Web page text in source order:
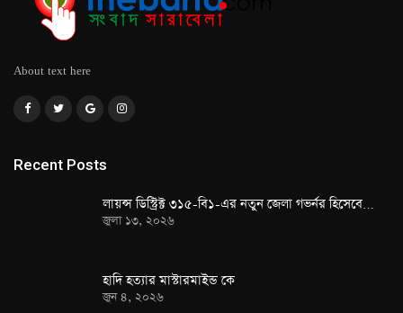
About text here
Recent Posts
লায়ন্স ডিস্ট্রিক্ট ৩১৫-বি১-এর নতুন জেলা গভর্নর হিসেবে…
জুলা ১৩, ২০২৬
হাদি হত্যার মাস্টারমাইন্ড কে
জুন ৪, ২০২৬